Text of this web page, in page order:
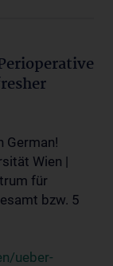
German!
Wien |
für
bzw. 5
ueber-